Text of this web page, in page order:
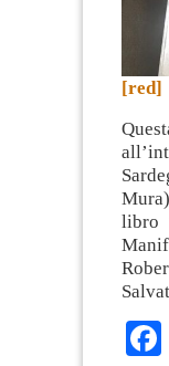
[red]
libro